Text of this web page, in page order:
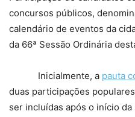
concursos públicos,
calendário de eventos da
da 66ª Sessão Ordinária
Inicialmente, a pauta
duas participações
ser incluídas após o início da